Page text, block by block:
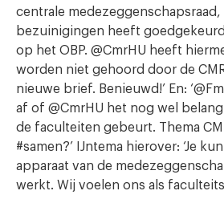
centrale medezeggenschapsraad,
bezuinigingen heeft
op het OBP. @CmrHU heeft
worden niet gehoord door de
nieuwe brief. Benieuwd!’ En:
af of @CmrHU het nog wel
de faculteiten gebeurt. Thema
#samen?’ IJntema hierover: ‘Je
apparaat van de
werkt. Wij voelen ons als